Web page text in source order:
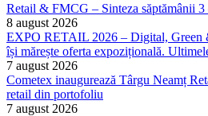
Retail & FMCG – Sinteza săptămânii 3
8 august 2026
EXPO RETAIL 2026 – Digital, Green
își mărește oferta expozițională.
7 august 2026
Cometex inaugurează Târgu Neamț
retail din portofoliu
7 august 2026